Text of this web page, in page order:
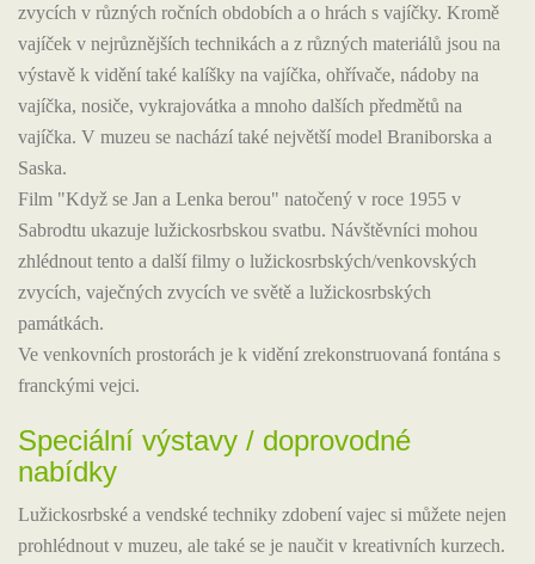
zvycích v různých ročních obdobích a o hrách s vajíčky. Kromě
vajíček v nejrůznějších technikách a z různých materiálů jsou na
výstavě k vidění také kalíšky na vajíčka, ohřívače, nádoby na
vajíčka, nosiče, vykrajovátka a mnoho dalších předmětů na
vajíčka. V muzeu se nachází také největší model Braniborska a
Saska.
Film "Když se Jan a Lenka berou" natočený v roce 1955 v
Sabrodtu ukazuje lužickosrbskou svatbu. Návštěvníci mohou
zhlédnout tento a další filmy o lužickosrbských/venkovských
zvycích, vaječných zvycích ve světě a lužickosrbských
památkách.
Ve venkovních prostorách je k vidění zrekonstruovaná fontána s
franckými vejci.
Speciální výstavy / doprovodné
nabídky
Lužickosrbské a vendské techniky zdobení vajec si můžete nejen
prohlédnout v muzeu, ale také se je naučit v kreativních kurzech.